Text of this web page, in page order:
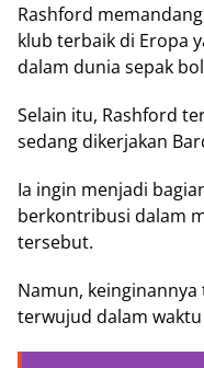
Rashford
klub terbaik di Eropa
dalam dunia sepak
Selain itu, Rashford
sedang dikerjakan
Ia ingin menjadi
berkontribusi dalam
tersebut.
Namun,
terwujud dalam